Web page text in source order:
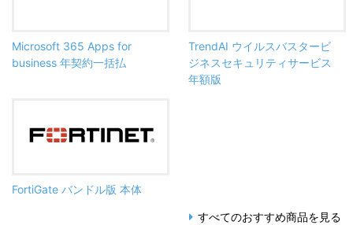
Microsoft 365 Apps for
business 年契約一括払
TrendAI ウイルスバスタービ
ジネスセキュリティサービス
年額版
FortiGate バンドル版 本体
すべてのおすすめ商品を見る